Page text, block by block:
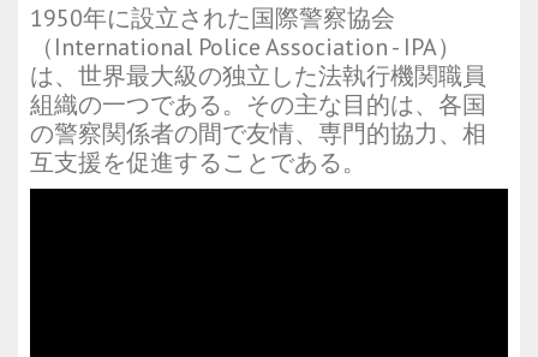
1950年に設立された国際警察協会
（International Police Association - IPA）
は、世界最大級の独立した法執行機関職員
組織の一つである。その主な目的は、各国
の警察関係者の間で友情、専門的協力、相
互支援を促進することである。